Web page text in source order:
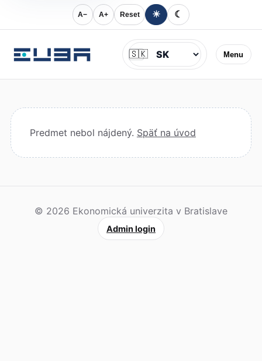
A− A+ Reset ☀ ☾
Menu
Jazyk
🇸🇰
Predmet nebol nájdený. Späť na úvod
© 2026 Ekonomická univerzita v Bratislave
Admin login